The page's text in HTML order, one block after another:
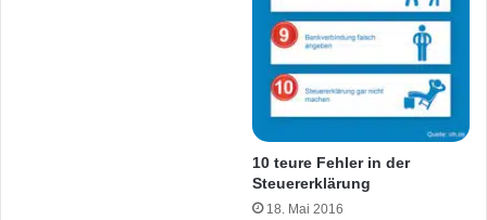
10 teure Fehler in der
Steuererklärung
18. Mai 2016